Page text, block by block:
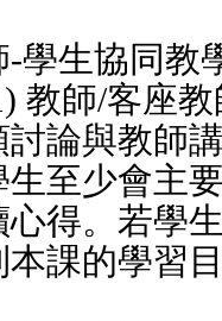
生協同教
教師/客座
論與教師
至少會主
得。若學
課的學習